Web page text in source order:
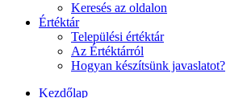
Keresés az oldalon
Értéktár
Települési értéktár
Az Értéktárról
Hogyan készítsünk javaslatot?
Kezdőlap